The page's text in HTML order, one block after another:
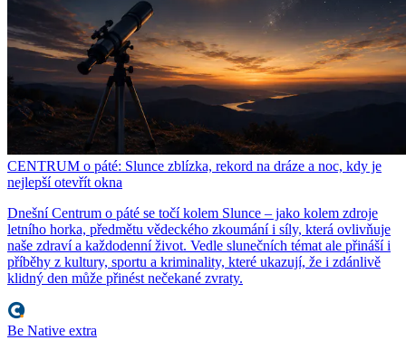
CENTRUM o páté: Slunce zblízka, rekord na dráze a noc, kdy je
nejlepší otevřít okna
Dnešní Centrum o páté se točí kolem Slunce – jako kolem zdroje
letního horka, předmětu vědeckého zkoumání i síly, která ovlivňuje
naše zdraví a každodenní život. Vedle slunečních témat ale přináší i
příběhy z kultury, sportu a kriminality, které ukazují, že i zdánlivě
klidný den může přinést nečekané zvraty.
Be Native extra